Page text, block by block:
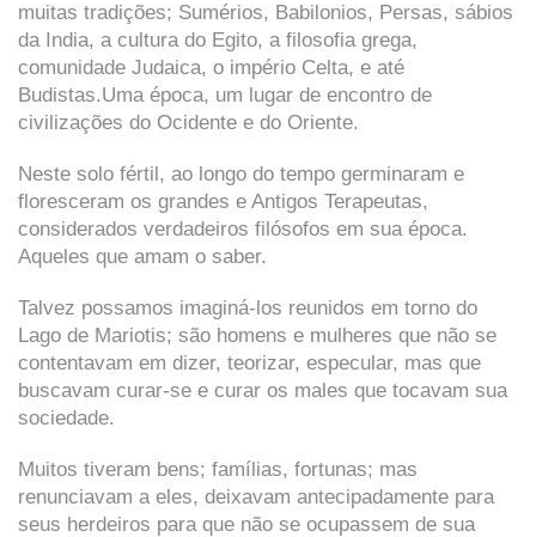
muitas tradições; Sumérios, Babilonios, Persas, sábios
da India, a cultura do Egito, a filosofia grega,
comunidade Judaica, o império Celta, e até
Budistas.Uma época, um lugar de encontro de
civilizações do Ocidente e do Oriente.
Neste solo fértil, ao longo do tempo germinaram e
floresceram os grandes e Antigos Terapeutas,
considerados verdadeiros filósofos em sua época.
Aqueles que amam o saber.
Talvez possamos imaginá-los reunidos em torno do
Lago de Mariotis; são homens e mulheres que não se
contentavam em dizer, teorizar, especular, mas que
buscavam curar-se e curar os males que tocavam sua
sociedade.
Muitos tiveram bens; famílias, fortunas; mas
renunciavam a eles, deixavam antecipadamente para
seus herdeiros para que não se ocupassem de sua